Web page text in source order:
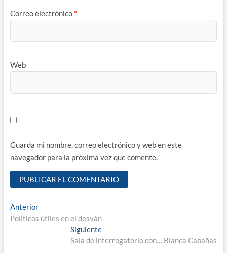
Correo electrónico *
Web
Guarda mi nombre, correo electrónico y web en este
navegador para la próxima vez que comente.
Navegación
de
AnteriorEntrada
anterior:
Políticos útiles en el desván
SiguienteEntrada
siguiente:
Sala de interrogatorio con… Blanca Cabañas